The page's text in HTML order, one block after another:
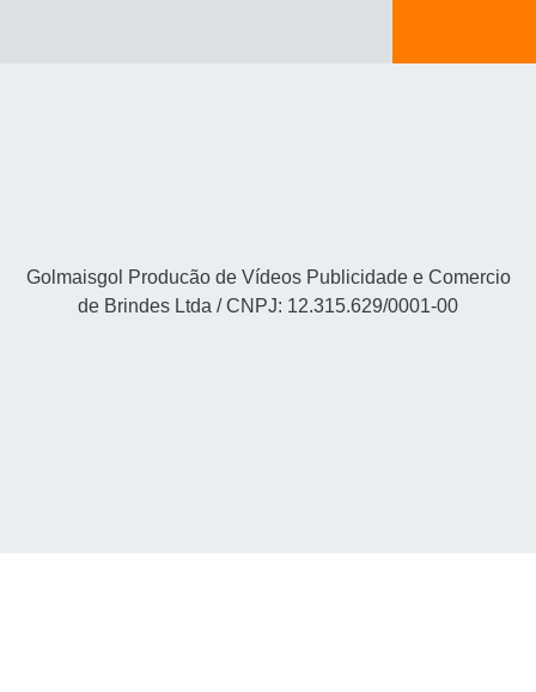
Golmaisgol Producão de Vídeos Publicidade e Comercio
de Brindes Ltda / CNPJ: 12.315.629/0001-00